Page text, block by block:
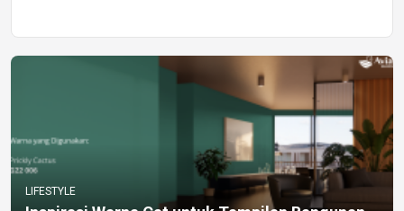
LIFESTYLE